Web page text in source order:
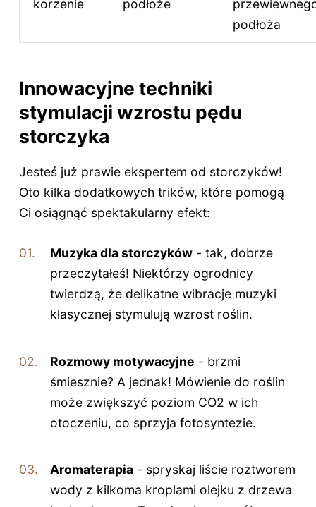
korzenie podłoże
podłoża
Innowacyjne techniki
stymulacji wzrostu pędu
storczyka
Jesteś już prawie ekspertem od storczyków!
Oto kilka dodatkowych trików, które pomogą
Ci osiągnąć spektakularny efekt:
Muzyka dla storczyków - tak, dobrze
przeczytałeś! Niektórzy ogrodnicy
twierdzą, że delikatne wibracje muzyki
klasycznej stymulują wzrost roślin.
Rozmowy motywacyjne - brzmi
śmiesznie? A jednak! Mówienie do roślin
może zwiększyć poziom CO2 w ich
otoczeniu, co sprzyja fotosyntezie.
Aromaterapia - spryskaj liście roztworem
wody z kilkoma kroplami olejku z drzewa